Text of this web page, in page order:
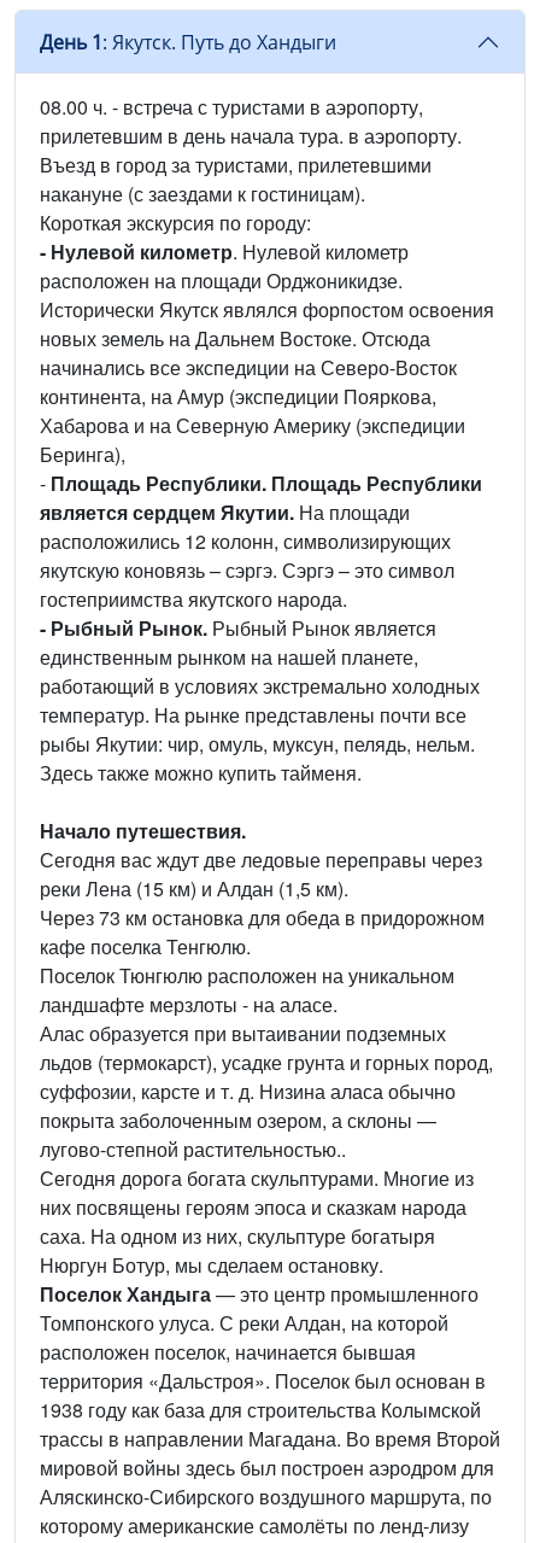
День 1: Якутск. Путь до Хандыги
08.00 ч. - встреча с туристами в аэропорту,
прилетевшим в день начала тура. в аэропорту.
Въезд в город за туристами, прилетевшими
накануне (с заездами к гостиницам).
Короткая экскурсия по городу:
- Нулевой километр. Нулевой километр
расположен на площади Орджоникидзе.
Исторически Якутск являлся форпостом освоения
новых земель на Дальнем Востоке. Отсюда
начинались все экспедиции на Северо-Восток
континента, на Амур (экспедиции Пояркова,
Хабарова и на Северную Америку (экспедиции
Беринга),
- Площадь Республики. Площадь Республики
является сердцем Якутии. На площади
расположились 12 колонн, символизирующих
якутскую коновязь – сэргэ. Сэргэ – это символ
гостеприимства якутского народа.
- Рыбный Рынок. Рыбный Рынок является
единственным рынком на нашей планете,
работающий в условиях экстремально холодных
температур. На рынке представлены почти все
рыбы Якутии: чир, омуль, муксун, пелядь, нельм.
Здесь также можно купить тайменя.
Начало путешествия.
Сегодня вас ждут две ледовые переправы через
реки Лена (15 км) и Алдан (1,5 км).
Через 73 км остановка для обеда в придорожном
кафе поселка Тенгюлю.
Поселок Тюнгюлю расположен на уникальном
ландшафте мерзлоты - на аласе.
Алас образуется при вытаивании подземных
льдов (термокарст), усадке грунта и горных пород,
суффозии, карсте и т. д. Низина аласа обычно
покрыта заболоченным озером, а склоны —
лугово-степной растительностью..
Сегодня дорога богата скульптурами. Многие из
них посвящены героям эпоса и сказкам народа
саха. На одном из них, скульптуре богатыря
Нюргун Ботур, мы сделаем остановку.
Поселок Хандыга— это центр промышленного
Томпонского улуса. С реки Алдан, на которой
расположен поселок, начинается бывшая
территория «Дальстроя». Поселок был основан в
1938 году как база для строительства Колымской
трассы в направлении Магадана. Во время Второй
мировой войны здесь был построен аэродром для
Аляскинско-Сибирского воздушного маршрута, по
которому американские самолёты по ленд-лизу